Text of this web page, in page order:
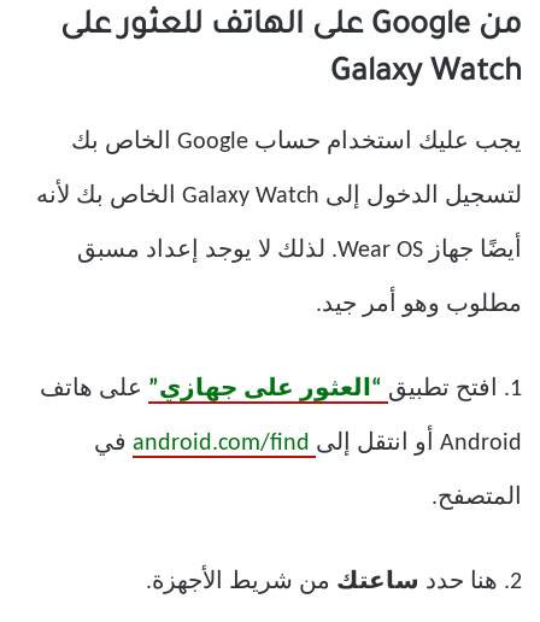
من Google على الهاتف للعثور على
Galaxy Watch
يجب عليك استخدام حساب Google الخاص بك
لتسجيل الدخول إلى Galaxy Watch الخاص بك لأنه
أيضًا جهاز Wear OS. لذلك لا يوجد إعداد مسبق
مطلوب وهو أمر جيد.
1. افتح تطبيق “العثور على جهازي” على هاتف
Android أو انتقل إلى في
المتصفح.
2. هنا حدد ساعتك من شريط الأجهزة.